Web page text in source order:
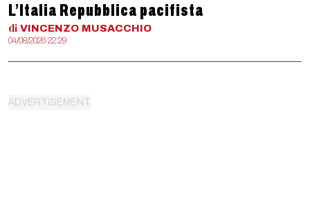
L’Italia Repubblica pacifista
di VINCENZO MUSACCHIO
04/08/2026 22:29